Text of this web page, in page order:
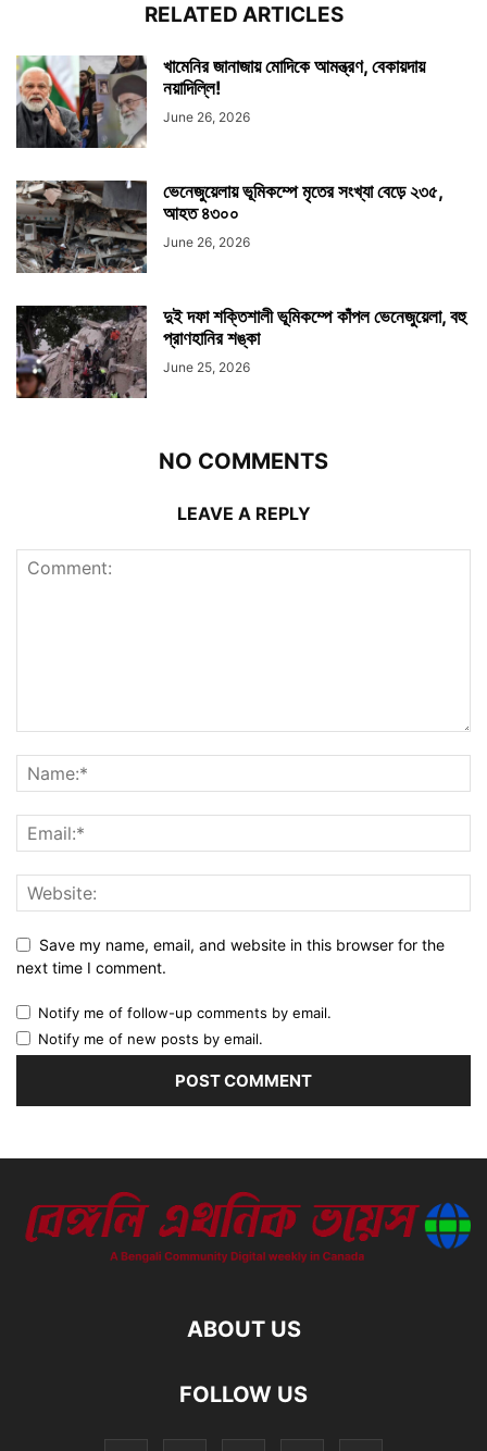
RELATED ARTICLES
খামেনির জানাজায় মোদিকে আমন্ত্রণ, বেকায়দায়
নয়াদিল্লি!
June 26, 2026
ভেনেজুয়েলায় ভূমিকম্পে মৃতের সংখ্যা বেড়ে ২৩৫,
আহত ৪৩০০
June 26, 2026
দুই দফা শক্তিশালী ভূমিকম্পে কাঁপল ভেনেজুয়েলা, বহু
প্রাণহানির শঙ্কা
June 25, 2026
NO COMMENTS
LEAVE A REPLY
Save my name, email, and website in this browser for the
next time I comment.
Notify me of follow-up comments by email.
Notify me of new posts by email.
ABOUT US
FOLLOW US